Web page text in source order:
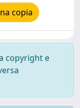
copia
copyright e